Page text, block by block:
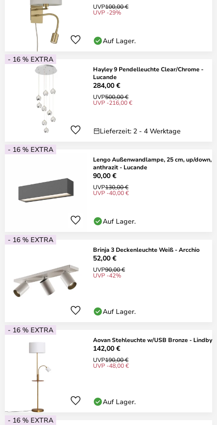
UVP100,00 €
UVP -29%
Auf Lager.
- 16 % EXTRA
Hayley 9 Pendelleuchte Clear/Chrome -
Lucande
284,00 €
UVP500,00 €
UVP -216,00 €
Lieferzeit: 2 - 4 Werktage
- 16 % EXTRA
Lengo Außenwandlampe, 25 cm, up/down,
anthrazit - Lucande
90,00 €
UVP130,00 €
UVP -40,00 €
Auf Lager.
- 16 % EXTRA
Brinja 3 Deckenleuchte Weiß - Arcchio
52,00 €
UVP90,00 €
UVP -42%
Auf Lager.
- 16 % EXTRA
Aovan Stehleuchte w/USB Bronze - Lindby
142,00 €
UVP190,00 €
UVP -48,00 €
Auf Lager.
- 16 % EXTRA